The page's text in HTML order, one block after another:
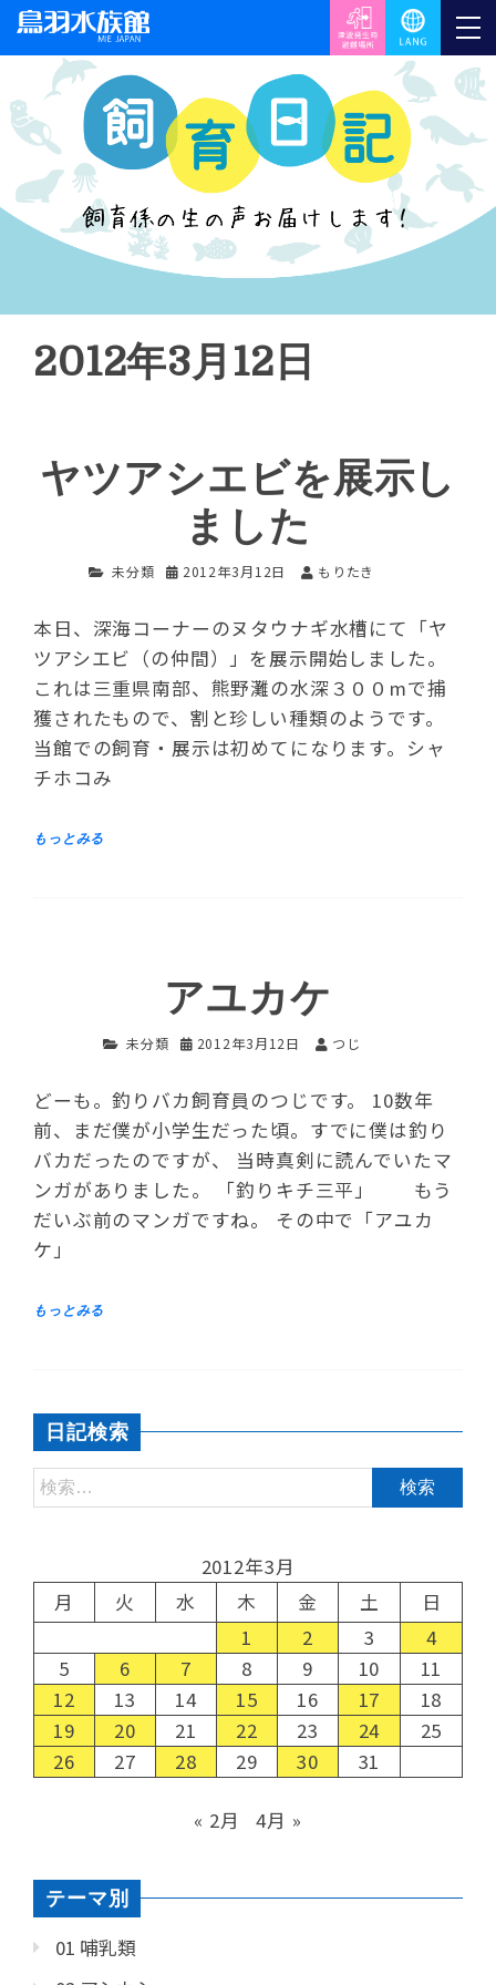
2012年3月12日
ヤツアシエビを展示し
ました
未分類 2012年3月12日 もりたき
本日、深海コーナーのヌタウナギ水槽にて「ヤ
ツアシエビ（の仲間）」を展示開始しました。
これは三重県南部、熊野灘の水深３００mで捕
獲されたもので、割と珍しい種類のようです。
当館での飼育・展示は初めてになります。シャ
チホコみ
アユカケ
未分類 2012年3月12日 つじ
どーも。釣りバカ飼育員のつじです。 10数年
前、まだ僕が小学生だった頃。すでに僕は釣り
バカだったのですが、 当時真剣に読んでいたマ
ンガがありました。 「釣りキチ三平」 もう
だいぶ前のマンガですね。 その中で「アユカ
ケ」
日記検索
2012年3月
月
火 水 木 金 土
日
1
2 3
4
5
6 7 8 9 10
11
12
13 14 15 16 17
18
19
20 21 22 23 24
25
26
27 28 29 30 31
« 2月 4月 »
テーマ別
01 哺乳類